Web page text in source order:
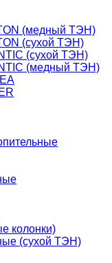
(медный ТЭН)
(сухой ТЭН)
(сухой ТЭН)
(медный ТЭН)
колонки)
(сухой ТЭН)